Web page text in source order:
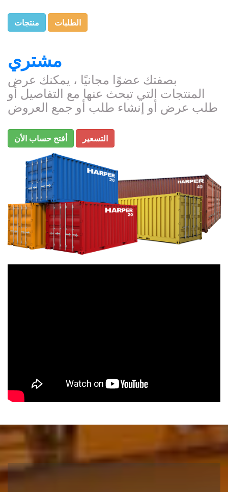
منتجات الطلبات
مشتري
بصفتك عضوًا مجانيًا ، يمكنك عرض
المنتجات التي تبحث عنها مع التفاصيل أو
طلب عرض أو إنشاء طلب أو جمع العروض
أفتح حساب الأن التسعير